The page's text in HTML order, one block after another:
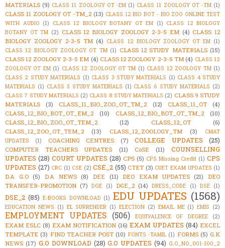
MATERIALS (9) CLASS 11 ZOOLOGY OT -EM (1) CLASS 11 ZOOLOGY OT -TM (1)
CLASS 11 ZOOLOGY OT -TM_2 (13) CLASS 12 BIO BOT - BIO ZOO ONLINE TEST
WITH AUDIO (1) CLASS 12 BIOLOGY BOTANY OT EM (1) CLASS 12 BIOLOGY
BOTANY OT TM (2) CLASS 12 BIOLOGY ZOOLOGY 2-3-5 EM (4) CLASS 12
BIOLOGY ZOOLOGY 2-3-5 TM (4) CLASS 12 BIOLOGY ZOOLOGY OT EM (1)
CLASS 12 BIOLOGY ZOOLOGY OT TM (1) CLASS 12 STUDY MATERIALS (15)
CLASS 12 ZOOLOGY 2-3-5 EM (4) CLASS 12 ZOOLOGY 2-3-5 TM (4) CLASS 12
ZOOLOGY OT EM (1) CLASS 12 ZOOLOGY OT TM (1) CLASS 12 ZOOLOGY TM (1)
CLASS 2 STUDY MATERIALS (1) CLASS 3 STUDY MATERIALS (1) CLASS 4 STUDY
MATERIALS (1) CLASS 5 STUDY MATERIALS (1) CLASS 6 STUDY MATERIALS (2)
CLASS 7 STUDY MATERIALS (2) CLASS 8 STUDY MATERIALS (2) CLASS 9 STUDY
MATERIALS
(3) CLASS_11_BIO_ZOO_OT_TM_2 (12) CLASS_11_OT
(4)
CLASS_12_BIO_BOT_OT_EM_2
(10) CLASS_12_BIO_BOT_OT_TM_2
(10)
CLASS_12_BIO_ZOO_OT_TEM_2
(12) CLASS_12_OT
(6)
CLASS_12_ZOO_OT_TEM_2
(13) CLASS_12_ZOOLOGY_TM (3)
CMAT
UPDATES
(1) COACHING CENTRES (7) COLLEGE UPDATES (25)
COMPUTER TEACHERS UPDATES (11) CoSE (11)
COUNSELLING
UPDATES (28) COURT UPDATES (28) CPS (5) CPS Missing Credit (1) CPS
UPDATES (27) CRC (1) CSE (2) CSE_2 (55) CTET (3) CUET EXAM UPDATES (1)
D.A G.O (5) D.A NEWS (8) DEE (11) DEO EXAM UPDATES (21)
DEO
TRANSFER-PROMOTION (7) DGE (1) DGE_2 (14) DRESS_CODE (1) DSE (1)
DSE_2 (85) E-BOOKS DOWNLOAD (1) EDU UPDATES (1568)
EDUCATION NEWS (1) EL SURRENDER (1) ELECTION (2) EMAIL ME (1) EMIS (2)
EMPLOYMENT UPDATES (506) EQUIVALENCE OF DEGREE (2)
EXAM ESLC (8) EXAM NOTIFICATION (16) EXAM UPDATES (84) EXCEL
TEMPLATE (3) FIND TEACHER POST (10) FONTS -TAMIL (1) FORMS (5) G.K
NEWS (17) G.O DOWNLOAD (28) G.O UPDATES (94) G.O_NO_001-100_2